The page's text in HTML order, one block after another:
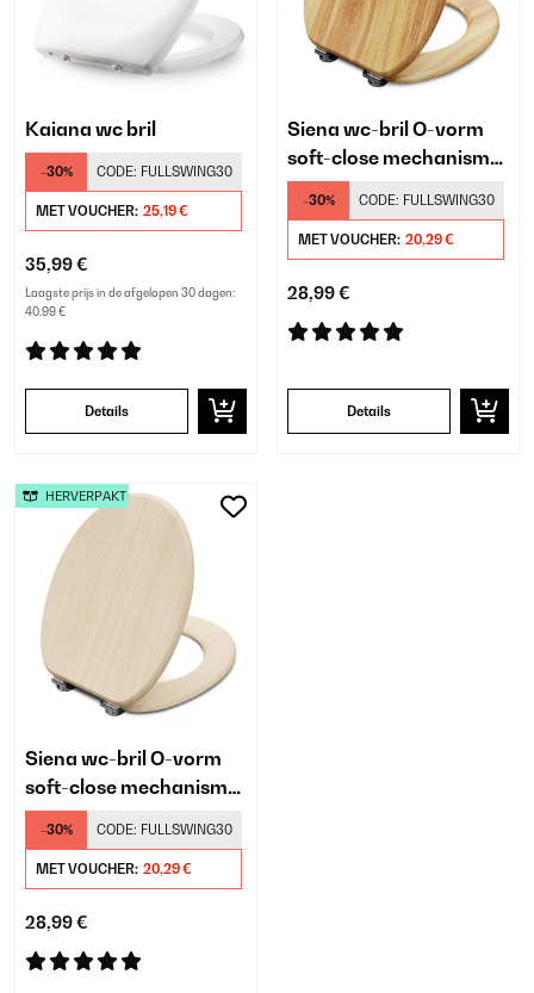
Kaiana wc bril
-30% CODE: FULLSWING30
MET VOUCHER: 25,19 €
35,99 €
Laagste prijs in de afgelopen 30 dagen:
40,99 €
Details
Siena wc-bril O-vorm
soft-close mechanisme
antibacterieel
-30% CODE: FULLSWING30
MET VOUCHER: 20,29 €
28,99 €
Details
Siena wc-bril O-vorm
soft-close mechanisme
antibacterieel
-30% CODE: FULLSWING30
MET VOUCHER: 20,29 €
28,99 €
HERVERPAKT